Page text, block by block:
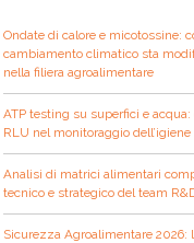
Ondate di calore e micotossine:
cambiamento climatico sta
nella filiera agroalimentare
ATP testing su superfici e
RLU nel monitoraggio dell’igiene
Analisi di matrici alimentari
tecnico e strategico del team
Sicurezza Agroalimentare 2026: